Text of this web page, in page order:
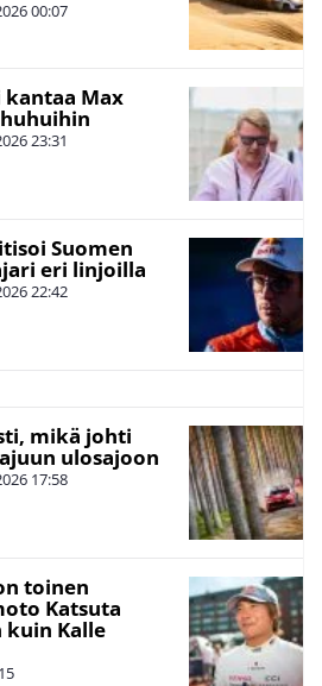
00:07
Max
23:31
Suomen
eri linjoilla
22:42
mikä johti
ulosajoon
17:58
toinen
Katsuta
kuin Kalle